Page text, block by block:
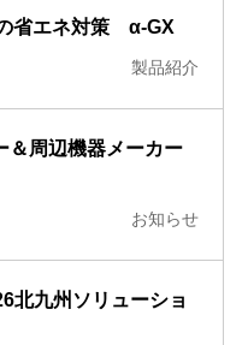
省エネ対策 α-GX
製品紹介
＆周辺機器メーカー
お知らせ
九州ソリューショ